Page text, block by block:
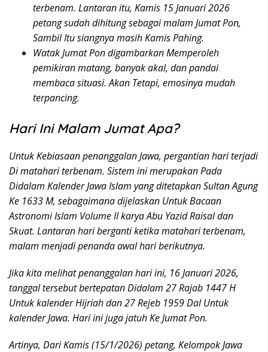
terbenam. Lantaran itu, Kamis 15 Januari 2026
petang sudah dihitung sebagai malam Jumat Pon,
Sambil Itu siangnya masih Kamis Pahing.
Watak Jumat Pon digambarkan Memperoleh
pemikiran matang, banyak akal, dan pandai
membaca situasi. Akan Tetapi, emosinya mudah
terpancing.
Hari Ini Malam Jumat Apa?
Untuk Kebiasaan penanggalan Jawa, pergantian hari terjadi
Di matahari terbenam. Sistem ini merupakan Pada
Didalam Kalender Jawa Islam yang ditetapkan Sultan Agung
Ke 1633 M, sebagaimana dijelaskan Untuk Bacaan
Astronomi Islam Volume II karya Abu Yazid Raisal dan
Skuat. Lantaran hari berganti ketika matahari terbenam,
malam menjadi penanda awal hari berikutnya.
Jika kita melihat penanggalan hari ini, 16 Januari 2026,
tanggal tersebut bertepatan Didalam 27 Rajab 1447 H
Untuk kalender Hijriah dan 27 Rejeb 1959 Dal Untuk
kalender Jawa. Hari ini juga jatuh Ke Jumat Pon.
Artinya, Dari Kamis (15/1/2026) petang, Kelompok Jawa